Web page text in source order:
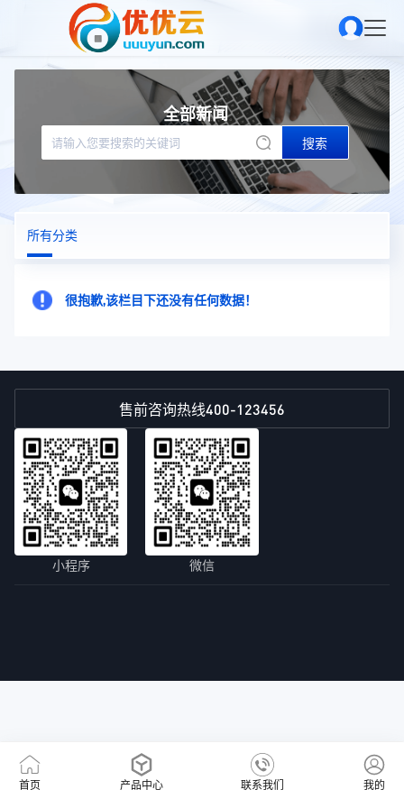
全部新闻
搜索
所有分类
很抱歉,该栏目下还没有任何数据！
售前咨询热线400-123456
小程序 微信
首页 产品中心 联系我们 我的